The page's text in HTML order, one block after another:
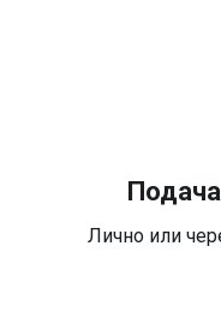
Лично или